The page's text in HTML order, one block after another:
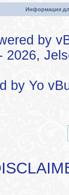
Информация
by
2026,
by Yo